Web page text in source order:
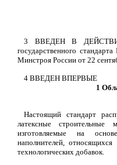
3 ВВЕДЕН В
государственного
Минстроя России от 22
4 ВВЕДЕН ВПЕРВЫЕ
1
Настоящий стандарт
латексные
изготовляемые на
наполнителей,
технологических добавок.